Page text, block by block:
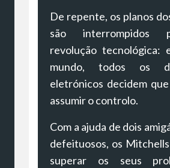
De repente, os planos
são interrompidos
revolução tecnológica:
mundo, todos os
eletrónicos decidem
assumir o controlo.
Com a ajuda de dois
defeituosos, os
superar os seus